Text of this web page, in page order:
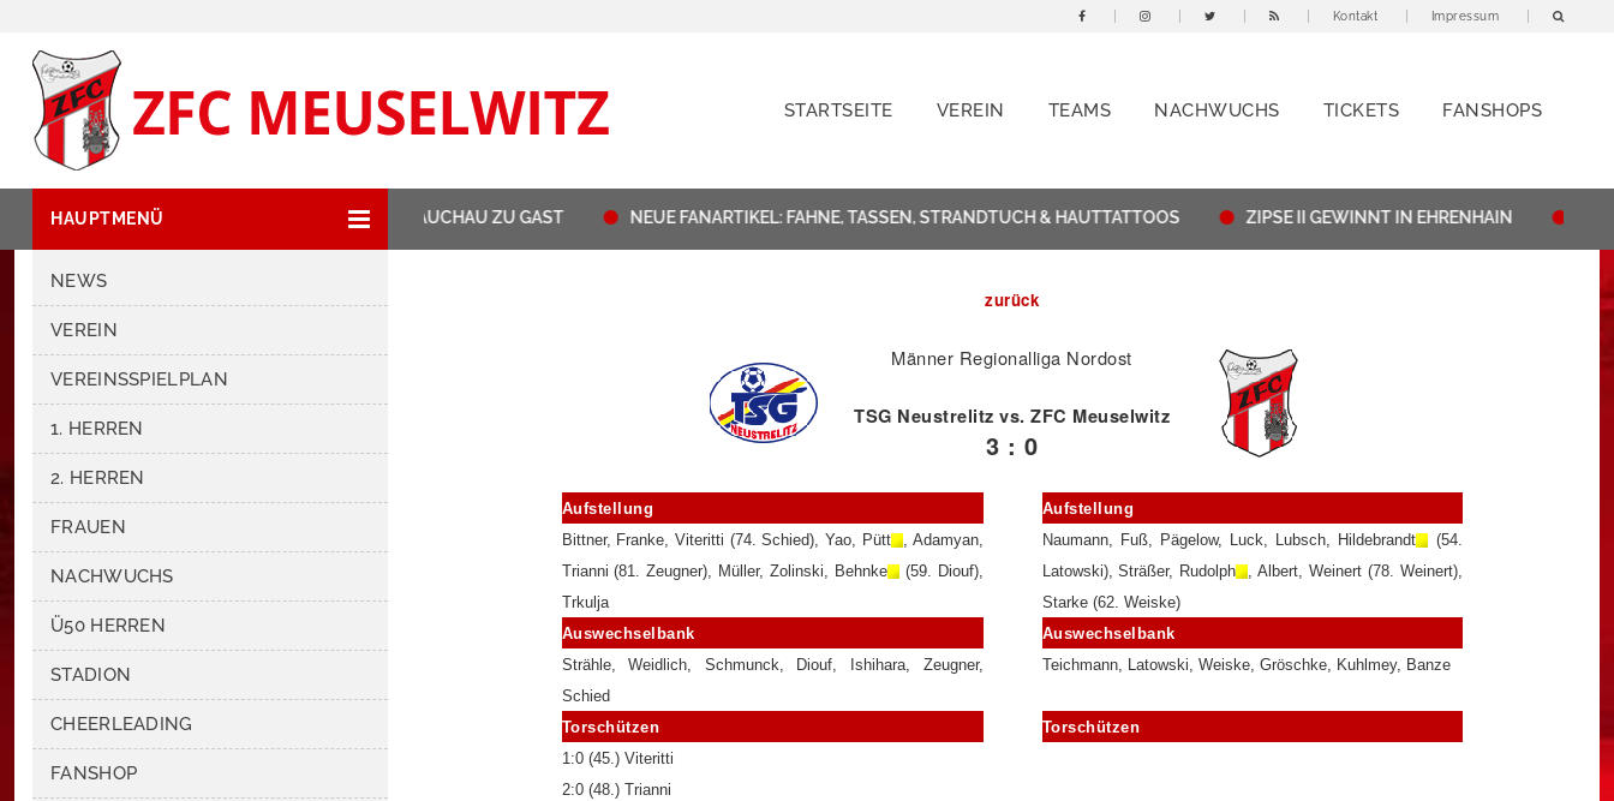
Kontakt Impressum
STARTSEITE VEREIN TEAMS NACHWUCHS TICKETS FANSHOPS
HAUPTMENÜ
NEWSTICKER: ZIPSE HAT GLAUCHAU ZU GAST NEUE FANARTIKEL: FAHNE, TASSEN, STRANDTUCH & HAUTTATTOOS ZIPSE II GEWINNT IN EHRENHAIN
NEWS
VEREIN
VEREINSSPIELPLAN
1. HERREN
2. HERREN
FRAUEN
NACHWUCHS
Ü50 HERREN
STADION
CHEERLEADING
FANSHOP
zurück
Männer Regionalliga Nordost
TSG Neustrelitz vs. ZFC Meuselwitz
3 : 0
Aufstellung
Aufstellung
Bittner, Franke, Viteritti (74. Schied), Yao, Pütt
, Adamyan,
Trianni (81. Zeugner), Müller, Zolinski, Behnke
(59. Diouf),
Trkulja
Naumann, Fuß, Pägelow, Luck, Lubsch, Hildebrandt
(54.
Latowski), Sträßer, Rudolph
, Albert, Weinert (78. Weinert),
Starke (62. Weiske)
Auswechselbank
Auswechselbank
Strähle, Weidlich, Schmunck, Diouf, Ishihara, Zeugner,
Schied
Teichmann, Latowski, Weiske, Gröschke, Kuhlmey, Banze
Torschützen
Torschützen
1:0 (45.) Viteritti
2:0 (48.) Trianni